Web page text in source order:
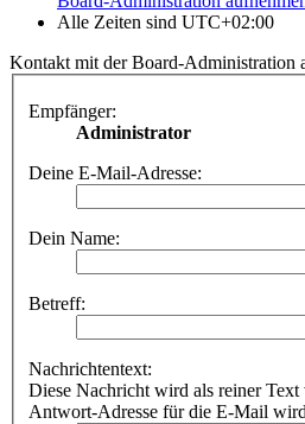
Alle Zeiten sind UTC+02:00
Kontakt mit der Board-Administration
Empfänger:
Administrator
Deine E-Mail-Adresse:
Dein Name:
Betreff:
Nachrichtentext:
Diese Nachricht wird als reiner
Antwort-Adresse für die E-Mail